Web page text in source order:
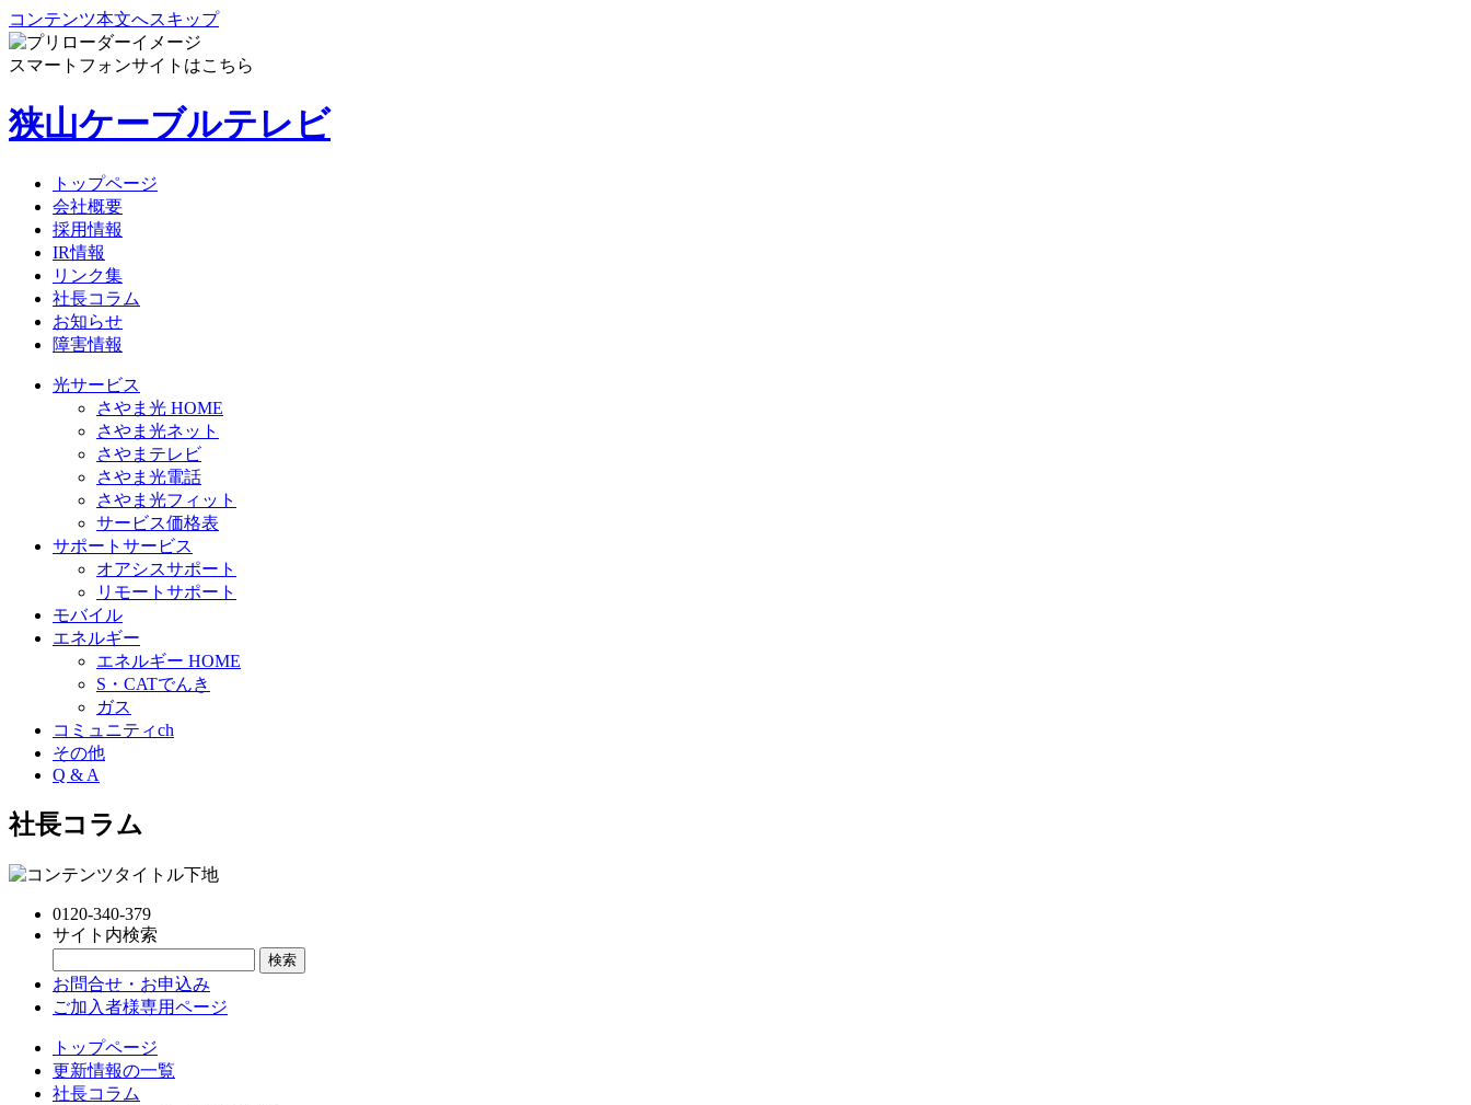
コンテンツ本文へスキップ
スマートフォンサイトはこちら
狭山ケーブルテレビ
トップページ
会社概要
採用情報
IR情報
リンク集
社長コラム
お知らせ
障害情報
光サービス
さやま光 HOME
さやま光ネット
さやまテレビ
さやま光電話
さやま光フィット
サービス価格表
サポートサービス
オアシスサポート
リモートサポート
モバイル
エネルギー
エネルギー HOME
S・CATでんき
ガス
コミュニティch
その他
Q & A
社長コラム
0120-340-379
サイト内検索
お問合せ・お申込み
ご加入者様専用ページ
トップページ
更新情報の一覧
社長コラム